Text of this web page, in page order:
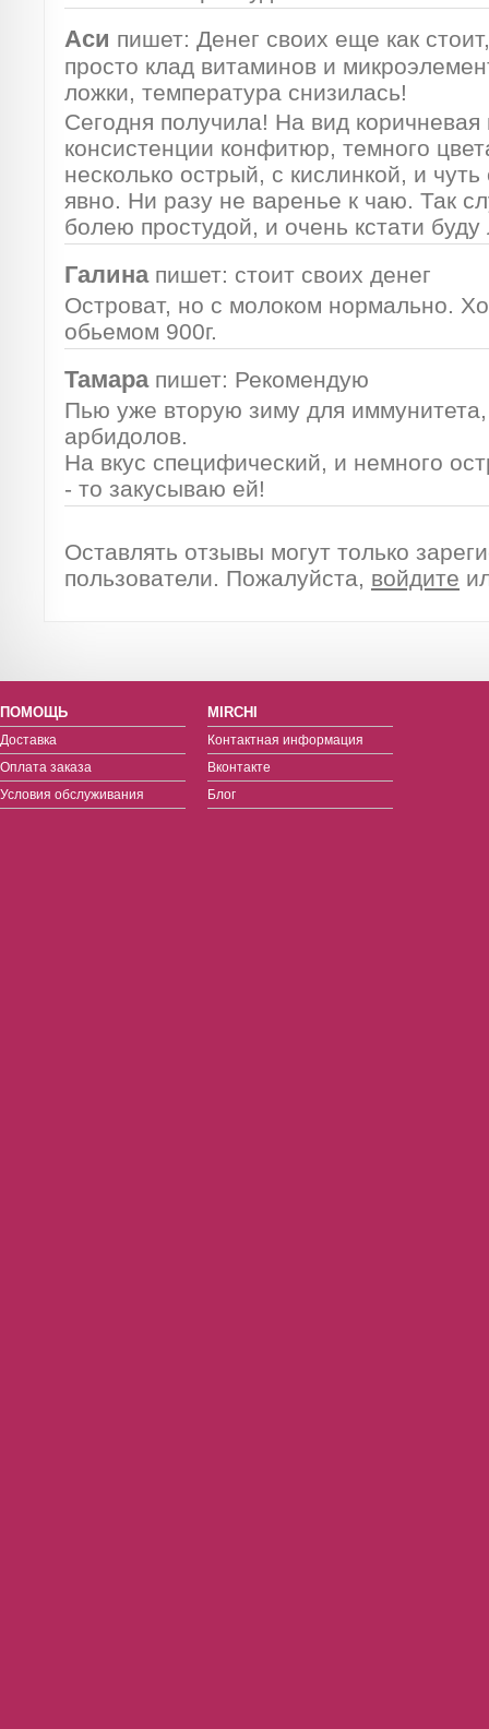
Аси пишет: Денег своих еще как
просто клад витаминов и
ложки, температура снизилась!
Сегодня получила! На вид
консистенции конфитюр, темного
несколько острый, с кислинкой, и
явно. Ни разу не варенье к чаю. Так
болею простудой, и очень кстати буду
Галинапишет: стоит своих денег
Островат, но с молоком нормально.
обьемом 900г.
Тамарапишет: Рекомендую
Пью уже вторую зиму для
арбидолов.
На вкус специфический, и немного
- то закусываю ей!
Оставлять отзывы могут только
пользователи. Пожалуйста, войдите
ПОМОЩЬ
Доставка
Оплата заказа
Условия обслуживания
MIRCHI
Контактная информация
Вконтакте
Блог